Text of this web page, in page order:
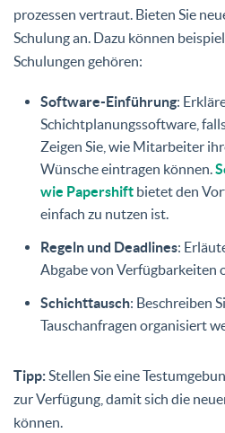
prozessen vertraut. Bieten Sie
Schulung an. Dazu können
Schulungen gehören:
Software-Einführung:
Schichtplanungssoftware,
Zeigen Sie, wie Mitarbeiter
Wünsche eintragen können.
wie Papershift bietet den
einfach zu nutzen ist.
Regeln und Deadlines:
Abgabe von Verfügbarkeiten
Schichttausch: Beschreiben
Tauschanfragen organisiert
Tipp:Stellen Sie eine
zur Verfügung, damit sich die
können.